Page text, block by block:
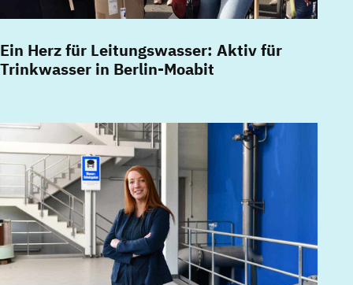
Ein Herz für Leitungswasser: Aktiv für
Trinkwasser in Berlin-Moabit